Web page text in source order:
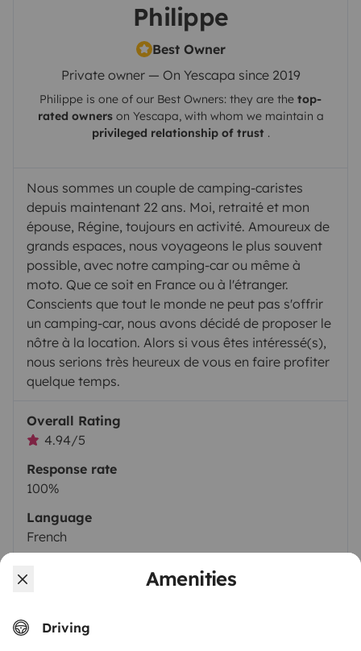
Amenities
Driving
Philippe
Best Owner
Private owner — On Yescapa since 2019
Philippe is one of our Best Owners: they are the top-
rated ownerson Yescapa, with whom we maintain a
privileged relationship of trust.
Nous sommes un couple de camping-caristes
depuis maintenant 22 ans. Moi, retraité et mon
épouse, Régine, toujours en activité. Amoureux de
grands espaces, nous voyageons le plus souvent
possible, avec notre camping-car ou même à
moto. Que ce soit en France ou à l'étranger.
Conscients que tout le monde ne peut pas s'offrir
un camping-car, nous avons décidé de proposer le
nôtre à la location. Alors si vous êtes intéressé(s),
nous serions très heureux de vous en faire profiter
quelque temps.
Overall Rating
4.94/5
Response rate
100%
Language
French
Certified profile